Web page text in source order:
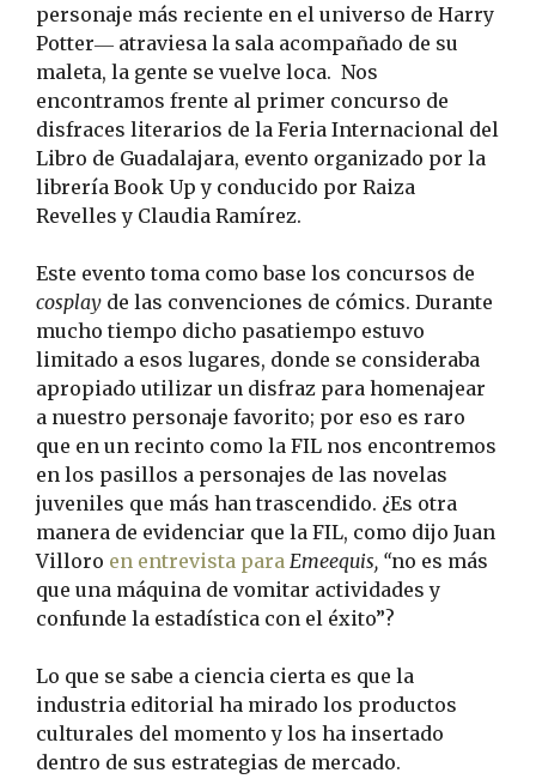
personaje más reciente en el universo de Harry
Potter― atraviesa la sala acompañado de su
maleta, la gente se vuelve loca. Nos
encontramos frente al primer concurso de
disfraces literarios de la Feria Internacional del
Libro de Guadalajara, evento organizado por la
librería Book Up y conducido por Raiza
Revelles y Claudia Ramírez.
Este evento toma como base los concursos de
cosplay de las convenciones de cómics. Durante
mucho tiempo dicho pasatiempo estuvo
limitado a esos lugares, donde se consideraba
apropiado utilizar un disfraz para homenajear
a nuestro personaje favorito; por eso es raro
que en un recinto como la FIL nos encontremos
en los pasillos a personajes de las novelas
juveniles que más han trascendido. ¿Es otra
manera de evidenciar que la FIL, como dijo Juan
Villoro en entrevista para Emeequis, “no es más
que una máquina de vomitar actividades y
confunde la estadística con el éxito”?
Lo que se sabe a ciencia cierta es que la
industria editorial ha mirado los productos
culturales del momento y los ha insertado
dentro de sus estrategias de mercado.